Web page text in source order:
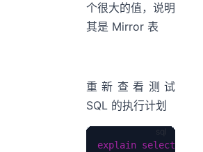
个很大的值，说明
其是 Mirror 表
重新查看测试
SQL 的执行计划
explain select